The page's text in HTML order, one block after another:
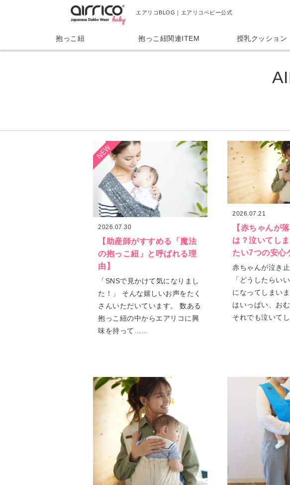
エアリコBLOG｜エアリコベビー公式
抱っこ紐 抱っこ紐関連ITEM 授乳クッション
2026.07.30
【助産師がすすめる「魔法
の抱っこ紐」と呼ばれる理
由】
「SNSで見かけて気になりまし
た！」 そんな嬉しいお声をたく
さんいただいています。 数ある
抱っこ紐の中からエアリコに興
味を持って……
2026.07.21
【赤ちゃんが
は？泣いてし
たい7つの安心
赤ちゃんが泣き止
「どうしたらい
になってしまい
はいっぱい、お
それでも泣いて